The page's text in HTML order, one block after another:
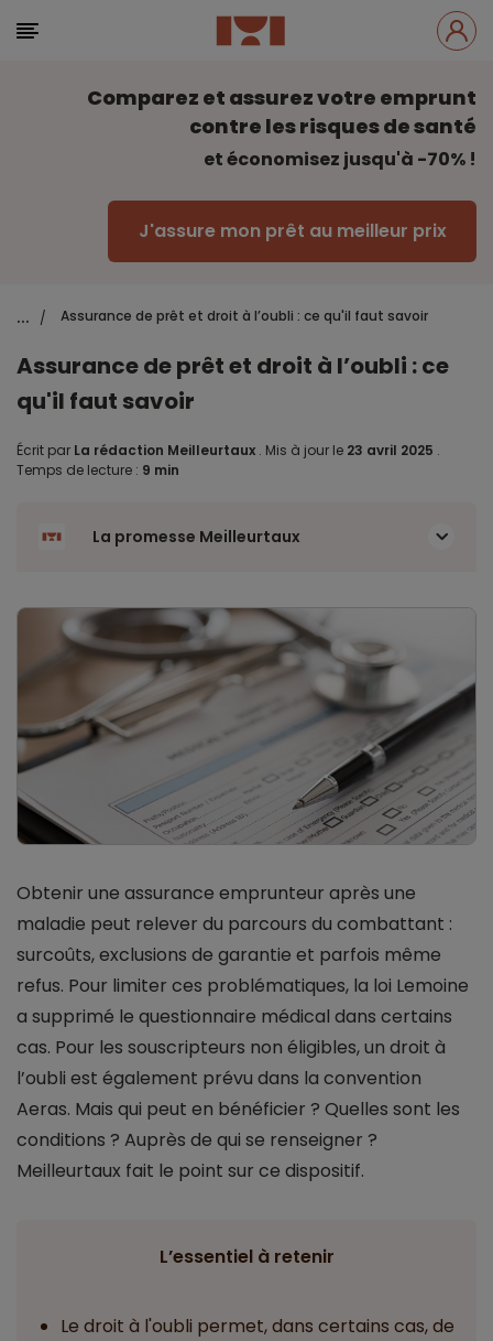
Comparez et assurez votre emprunt
contre les risques de santé
et économisez jusqu'à -70% !
J'assure mon prêt au meilleur prix
... / Assurance de prêt et droit à l’oubli : ce qu'il faut savoir
Assurance de prêt et droit à l’oubli : ce
qu'il faut savoir
Écrit par La rédaction Meilleurtaux . Mis à jour le 23 avril 2025 .
Temps de lecture : 9 min
La promesse Meilleurtaux
Obtenir une assurance emprunteur après une
maladie peut relever du parcours du combattant :
surcoûts, exclusions de garantie et parfois même
refus. Pour limiter ces problématiques, la loi Lemoine
a supprimé le questionnaire médical dans certains
cas. Pour les souscripteurs non éligibles, un droit à
l’oubli est également prévu dans la convention
Aeras. Mais qui peut en bénéficier ? Quelles sont les
conditions ? Auprès de qui se renseigner ?
Meilleurtaux fait le point sur ce dispositif.
L’essentiel à retenir
Le droit à l'oubli permet, dans certains cas, de